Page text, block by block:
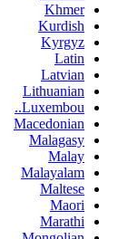
Khmer
Kurdish
Kyrgyz
Latin
Latvian
Lithuanian
Luxembou..
Macedonian
Malagasy
Malay
Malayalam
Maltese
Maori
Marathi